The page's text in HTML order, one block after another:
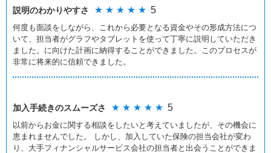
説明のわかりやすさ ★ ★ ★ ★ ★ 5
何度も面談をしながら、これから必要となる資金やその形成方法につ
いて、担当者がグラフやタブレットを使って丁寧に説明していただき
ました。に向けた計画に納得することができました。このプロセスが
非常に将来的に信頼できました。
加入手続きのスムーズさ ★ ★ ★ ★ ★ 5
以前からお金に関する相談をしたいと考えていましたが、その機会に
恵まれませんでした。 しかし、加入していた保険の担当会社が変わ
り、大手フィナンシャルサービス会社の担当者と出会うことができま